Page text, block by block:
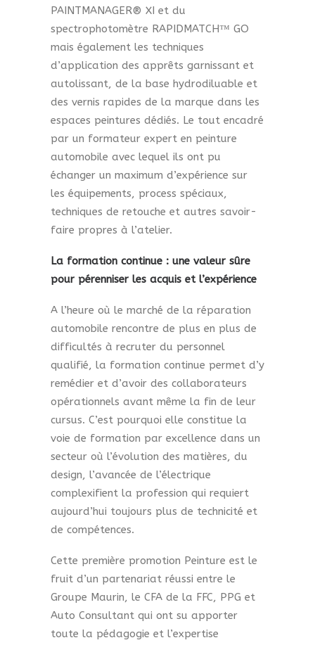
PAINTMANAGER® XI et du
spectrophotomètre RAPIDMATCH™ GO
mais également les techniques
d’application des apprêts garnissant et
autolissant, de la base hydrodiluable et
des vernis rapides de la marque dans les
espaces peintures dédiés. Le tout encadré
par un formateur expert en peinture
automobile avec lequel ils ont pu
échanger un maximum d’expérience sur
les équipements, process spéciaux,
techniques de retouche et autres savoir-
faire propres à l’atelier.
La formation continue : une valeur sûre
pour pérenniser les acquis et l’expérience
A l’heure où le marché de la réparation
automobile rencontre de plus en plus de
difficultés à recruter du personnel
qualifié, la formation continue permet d’y
remédier et d’avoir des collaborateurs
opérationnels avant même la fin de leur
cursus. C’est pourquoi elle constitue la
voie de formation par excellence dans un
secteur où l’évolution des matières, du
design, l’avancée de l’électrique
complexifient la profession qui requiert
aujourd’hui toujours plus de technicité et
de compétences.
Cette première promotion Peinture est le
fruit d’un partenariat réussi entre le
Groupe Maurin, le CFA de la FFC, PPG et
Auto Consultant qui ont su apporter
toute la pédagogie et l’expertise